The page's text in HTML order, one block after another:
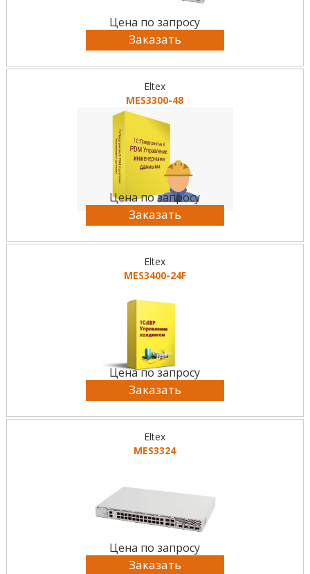
Цена по запросу
Заказать
Eltex
MES3300-48
Цена по запросу
Заказать
Eltex
MES3400-24F
Цена по запросу
Заказать
Eltex
MES3324
Цена по запросу
Заказать